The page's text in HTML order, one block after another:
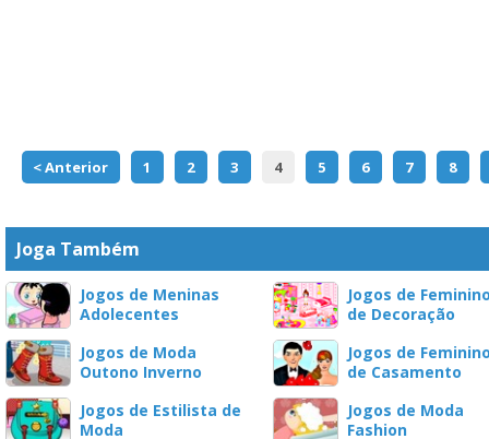
< Anterior 1 2 3 4 5 6 7 8
Joga Também
Jogos de Meninas
Adolecentes
Jogos de
de Decoração
Jogos de Moda
Outono Inverno
Jogos de
de Casamento
Jogos de Estilista de
Moda
Jogos de Moda
Fashion